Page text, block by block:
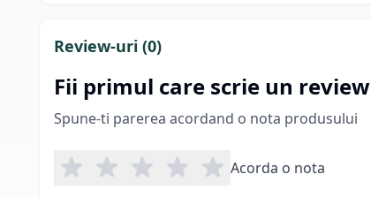
Review-uri (0)
Fii primul care scrie un review
Spune-ti parerea acordand o nota produsului
Acorda o nota